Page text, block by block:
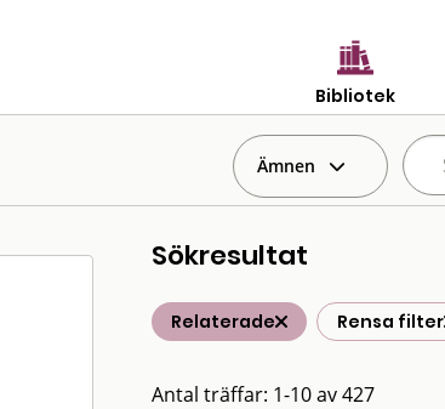
Bibliotek
Ämnen
Sökresultat
Relaterade Rensa filter
Antal träffar: 1-10 av 427